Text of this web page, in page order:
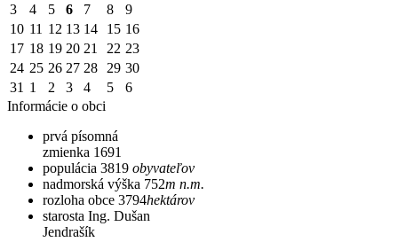
3
4 5 6 7 8
9
10 11 12 13 14 15 16
17 18 19 20 21 22 23
24 25 26 27 28 29 30
31 1 2 3 4 5
6
Informácie o obci
prvá písomná
zmienka 1691
populácia 3819 obyvateľov
nadmorská výška 752m n.m.
rozloha obce 3794hektárov
starosta Ing. Dušan
Jendrašík